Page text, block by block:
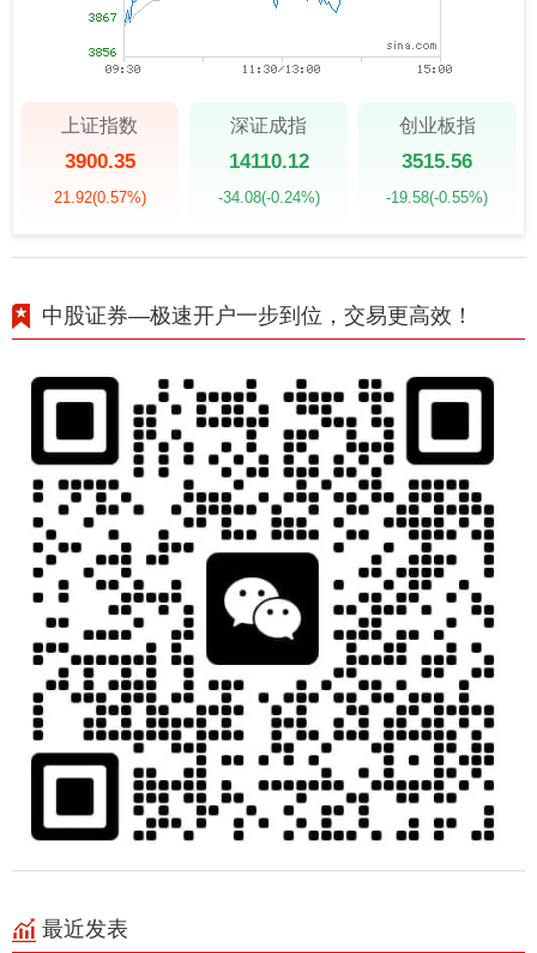
上证指数
3900.35
21.92(0.57%)
深证成指
14110.12
-34.08(-0.24%)
创业板指
3515.56
-19.58(-0.55%)
中股证券—极速开户一步到位，交易更高效！
最近发表